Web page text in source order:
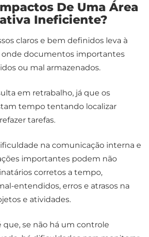
De Uma Área
Ineficiente?
claros e bem definidos leva à
onde documentos importantes
ou mal armazenados.
em retrabalho, já que os
tempo tentando localizar
tarefas.
na comunicação interna e
importantes podem não
corretos a tempo,
entendidos, erros e atrasos na
e atividades.
se não há um controle